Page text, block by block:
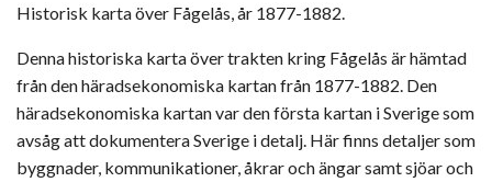
Historisk karta över Fågelås, år 1877-1882.
Denna historiska karta över trakten kring Fågelås är hämtad
från den häradsekonomiska kartan från 1877-1882. Den
häradsekonomiska kartan var den första kartan i Sverige som
avsåg att dokumentera Sverige i detalj. Här finns detaljer som
byggnader, kommunikationer, åkrar och ängar samt sjöar och